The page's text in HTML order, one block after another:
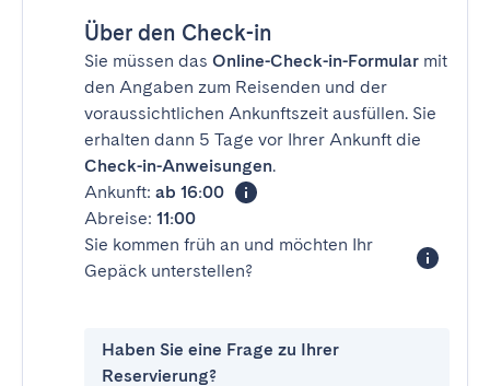
Über den Check-in
Sie müssen das Online-Check-in-Formular mit
den Angaben zum Reisenden und der
voraussichtlichen Ankunftszeit ausfüllen. Sie
erhalten dann 5 Tage vor Ihrer Ankunft die
Check-in-Anweisungen.
Ankunft: ab 16:00
Abreise: 11:00
Sie kommen früh an und möchten Ihr
Gepäck unterstellen?
Haben Sie eine Frage zu Ihrer
Reservierung?